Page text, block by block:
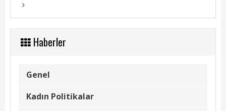
Fen İşleri
Park & Bahçe
Duyurular
Foto Galeri
Haberler
Genel
Kadın Politikalar